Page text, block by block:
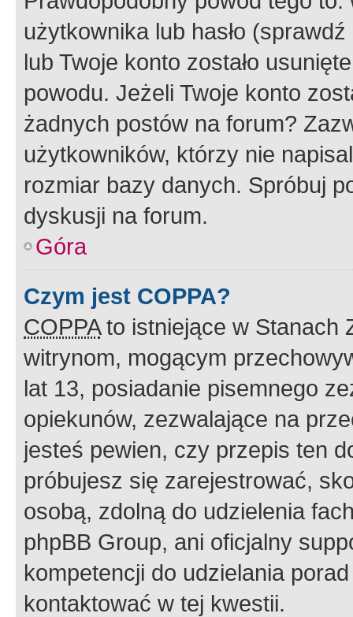
użytkownika lub hasło
lub Twoje konto zostało
powodu. Jeżeli Twoje konto
żadnych postów na forum?
użytkowników, którzy nie
rozmiar bazy danych. Spróbuj
dyskusji na forum.
Góra
Czym jest COPPA?
COPPAto istniejące w Stanach
witrynom, mogącym
lat 13, posiadanie pisemnego
opiekunów, zezwalające na
jesteś pewien, czy przepis ten
próbujesz się zarejestrować,
osobą, zdolną do udzielenia
phpBB Group, ani oficjalny
kompetencji do udzielania
kontaktować w tej kwestii.